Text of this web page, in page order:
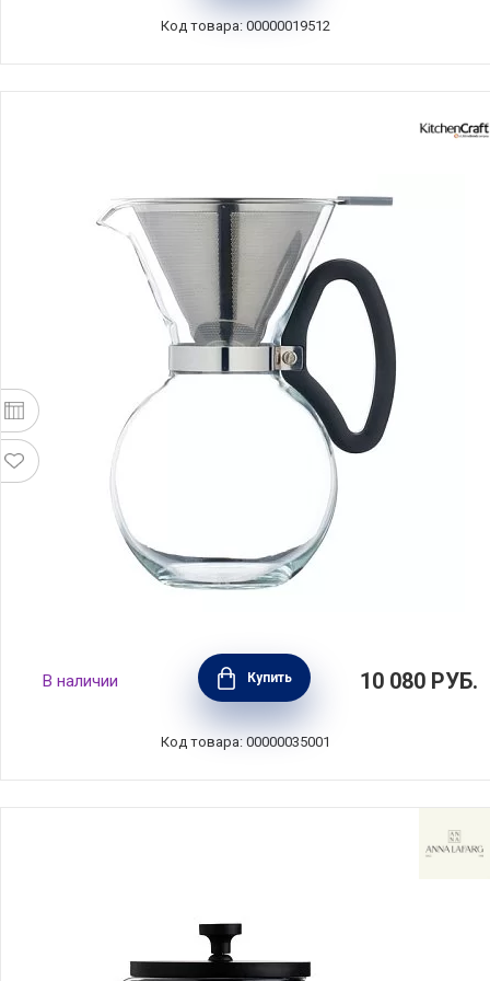
Код товара: 00000019512
Кофеварка-пуровер для меденного
приготовления кофе 1,1 л, стекло, Kitchen
Craft, Великобритания, LCSLOWBREW
В наличии Купить 10 080 РУБ.
Код товара: 00000035001